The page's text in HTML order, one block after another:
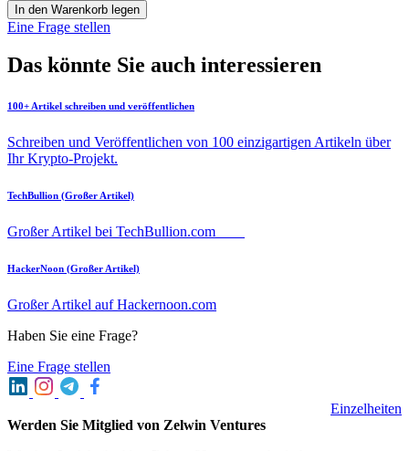
In den Warenkorb legen
Eine Frage stellen
Das könnte Sie auch interessieren
100+ Artikel schreiben und veröffentlichen
Schreiben und Veröffentlichen von 100 einzigartigen Artikeln über
Ihr Krypto-Projekt.
TechBullion (Großer Artikel)
Großer Artikel bei TechBullion.com
HackerNoon (Großer Artikel)
Großer Artikel auf Hackernoon.com
Haben Sie eine Frage?
Eine Frage stellen
Werden Sie Mitglied von Zelwin Ventures
Einzelheiten